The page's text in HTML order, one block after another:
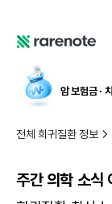
노
레
트
암 보험금 ∙ 치
전체 희귀질환 정보
주간 의학 소